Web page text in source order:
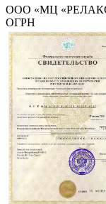
ООО «МЦ
ОГРН